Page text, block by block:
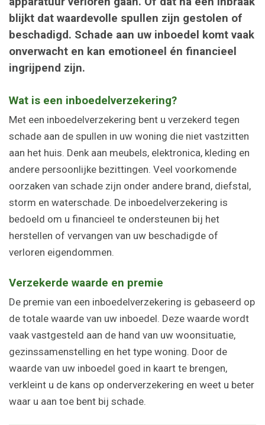
blijkt dat waardevolle spullen zijn gestolen of
beschadigd. Schade aan uw inboedel komt vaak
onverwacht en kan emotioneel én financieel
ingrijpend zijn.
Wat is een inboedelverzekering?
Met een inboedelverzekering bent u verzekerd tegen
schade aan de spullen in uw woning die niet vastzitten
aan het huis. Denk aan meubels, elektronica, kleding en
andere persoonlijke bezittingen. Veel voorkomende
oorzaken van schade zijn onder andere brand, diefstal,
storm en waterschade. De inboedelverzekering is
bedoeld om u financieel te ondersteunen bij het
herstellen of vervangen van uw beschadigde of
verloren eigendommen.
Verzekerde waarde en premie
De premie van een inboedelverzekering is gebaseerd op
de totale waarde van uw inboedel. Deze waarde wordt
vaak vastgesteld aan de hand van uw woonsituatie,
gezinssamenstelling en het type woning. Door de
waarde van uw inboedel goed in kaart te brengen,
verkleint u de kans op onderverzekering en weet u beter
waar u aan toe bent bij schade.